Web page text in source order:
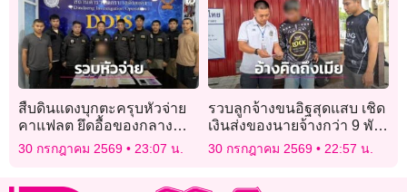
สืบดินแดงบุกตะครุบหัวจ่าย
คาแฟลต ยึดอื้อของกลาง
ยาบ้า-เงินสด
30 กรกฎาคม 2569 23:07 น.
รวบลูกจ้างขนอิฐสุดแสบ เชิด
เงินส่งของนายจ้างกว่า 9 พัน
บาท อ้างคิดถึงเมีย
30 กรกฎาคม 2569 22:57 น.